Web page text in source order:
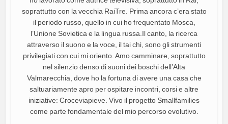
soprattutto con la vecchia RaiTre. Prima ancora c’era stato
il periodo russo, quello in cui ho frequentato Mosca,
l’Unione Sovietica e la lingua russa.Il canto, la ricerca
attraverso il suono e la voce, il tai chi, sono gli strumenti
privilegiati con cui mi oriento. Amo camminare, soprattutto
nel silenzio denso di suoni dei boschi dell’Alta
Valmarecchia, dove ho la fortuna di avere una casa che
saltuariamente apro per ospitare incontri, corsi e altre
iniziative: Croceviapieve. Vivo il progetto Smallfamilies
come parte fondamentale del mio percorso evolutivo.